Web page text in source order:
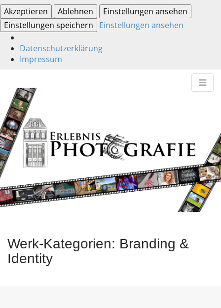
Akzeptieren
Ablehnen
Einstellungen ansehen
Einstellungen speichern
Einstellungen ansehen
Datenschutzerklärung
Impressum
M
a
i
n
m
e
n
i
p
t
o
c
o
e
n
Werk-Kategorien: Branding &
Identity